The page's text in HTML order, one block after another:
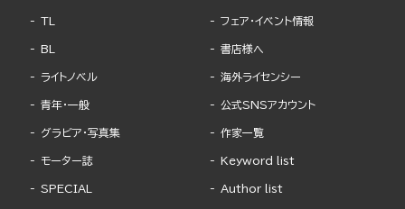
TL
BL
ライトノベル
青年・一般
グラビア・写真集
モーター誌
SPECIAL
フェア・イベント情報
書店様へ
海外ライセンシー
公式SNSアカウント
作家一覧
Keyword list
Author list